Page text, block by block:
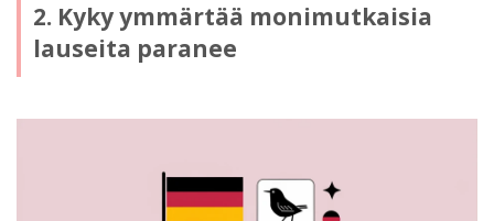
2. Kyky ymmärtää monimutkaisia
lauseita paranee